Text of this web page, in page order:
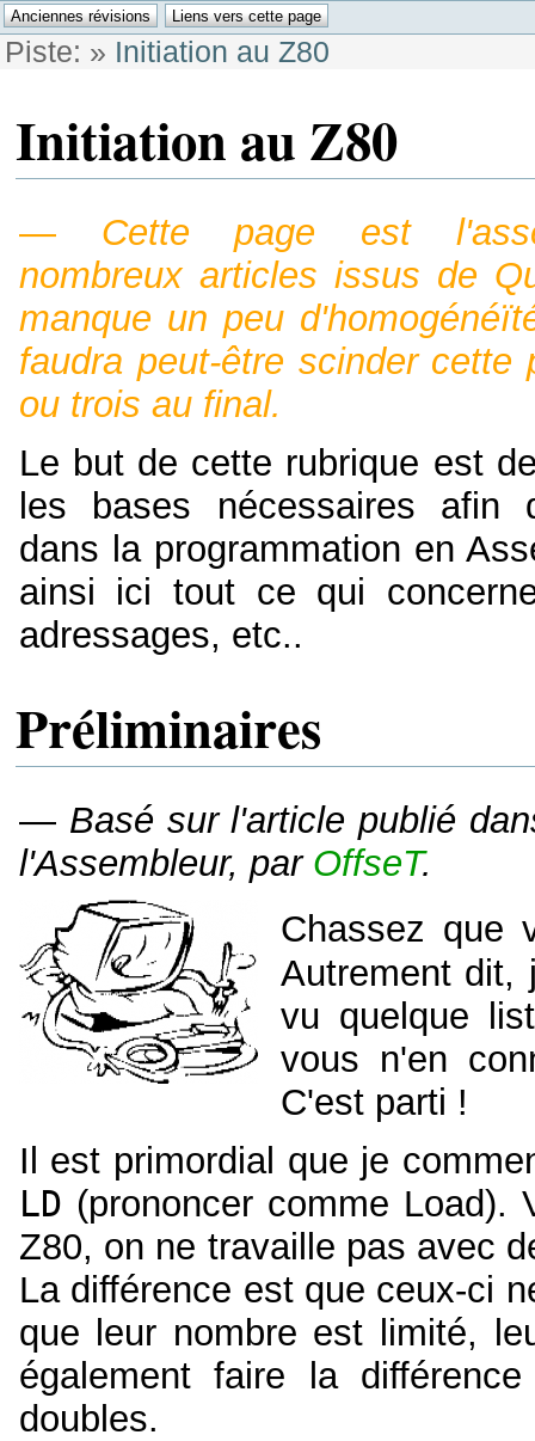
Piste: » Initiation au Z80
Initiation au Z80
— Cette page est
nombreux articles issus de
manque un peu
faudra peut-être scinder cette
ou trois au final.
Le but de cette rubrique est
les bases nécessaires afin
dans la programmation en
ainsi ici tout ce qui
adressages, etc..
Préliminaires
— Basé sur l'article publié
l'Assembleur, par OffseT.
Chassez que
Autrement dit,
vu quelque
vous n'en
C'est parti !
Il est primordial que je
LD (prononcer comme Load).
Z80, on ne travaille pas avec
La différence est que ceux-ci
que leur nombre est limité,
également faire la
doubles.